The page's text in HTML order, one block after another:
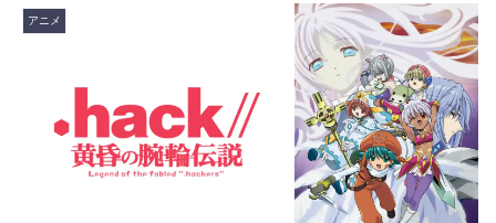
アニメ